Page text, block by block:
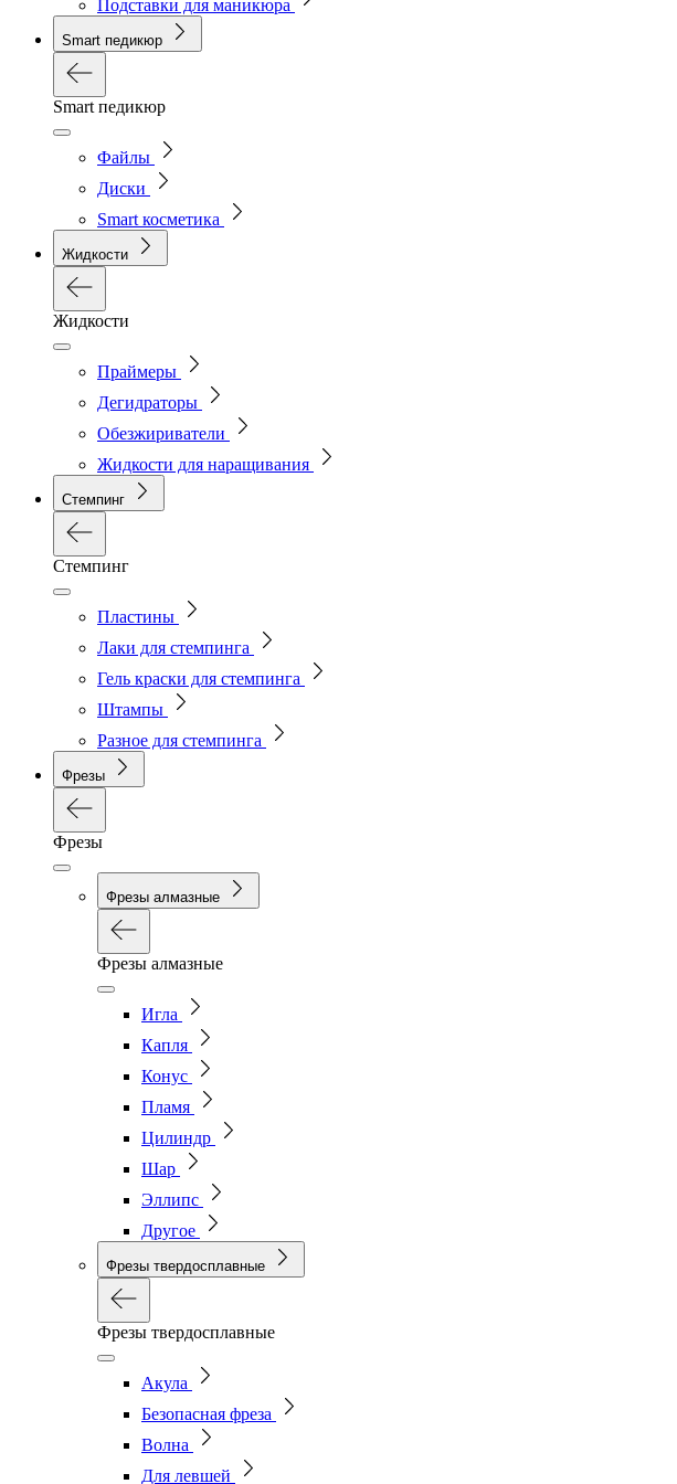
Подставки для маникюра
Smart педикюр
Smart педикюр
Файлы
Диски
Smart косметика
Жидкости
Жидкости
Праймеры
Дегидраторы
Обезжириватели
Жидкости для наращивания
Стемпинг
Стемпинг
Пластины
Лаки для стемпинга
Гель краски для стемпинга
Штампы
Разное для стемпинга
Фрезы
Фрезы
Фрезы алмазные
Фрезы алмазные
Игла
Капля
Конус
Пламя
Цилиндр
Шар
Эллипс
Другое
Фрезы твердосплавные
Фрезы твердосплавные
Акула
Безопасная фреза
Волна
Для левшей